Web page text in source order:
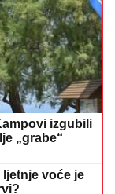
izgubili
„grabe“
voće je